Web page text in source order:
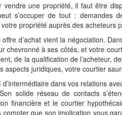
vendre une propriété, il faut être
s’occuper de tout : demandes
propriété auprès des acheteurs
offre d’achat vient la négociation.
chevronné à ses côtés, et votre
de la qualification de l’acheteur,
aspects juridiques, votre courtier
dans vos relations
solide réseau de contacts
financière et le courtier
compter que son implication vous